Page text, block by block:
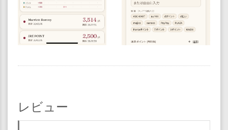
レビュー